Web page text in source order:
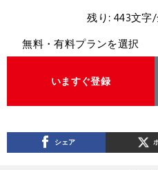
残り: 443文字
無料・有料プランを選択
いますぐ登録
シェア